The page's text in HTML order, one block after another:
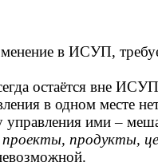
в ИСУП,
остаётся вне
в одном месте
управления ими –
проекты, продукты,